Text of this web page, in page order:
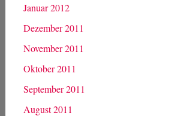
Januar 2012
Dezember 2011
November 2011
Oktober 2011
September 2011
August 2011